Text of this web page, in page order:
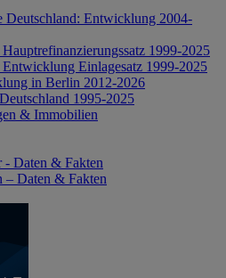
Deutschland: Entwicklung 2004-
1999-2025
Einlagesatz 1999-2025
in Berlin 2012-2026
1995-2025
& Immobilien
- Daten & Fakten
– Daten & Fakten